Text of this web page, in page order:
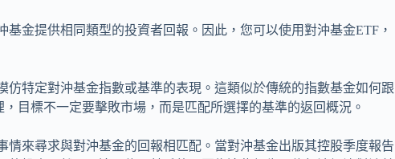
金提供相同類型的投資者回報。因此，您可以使用對沖基金ETF，
仿特定對沖基金指數或基準的表現。這類似於傳統的指數基金如何跟
目標不一定要擊敗市場，而是匹配所選擇的基準的返回概況。
情來尋求與對沖基金的回報相匹配。當對沖基金出版其控股季度報告